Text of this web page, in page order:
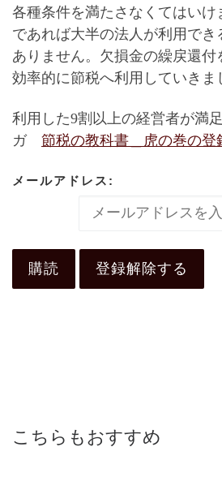
各種条件を満たさなくてはいけ
であれば大半の法人が利用でき
ありません。 欠損金の繰戻還付
効率的に節税へ利用していきま
利用した9割以上の経営者が満
ガ 節税の教科書＿虎の巻の登
メールアドレス:
こちらもおすすめ